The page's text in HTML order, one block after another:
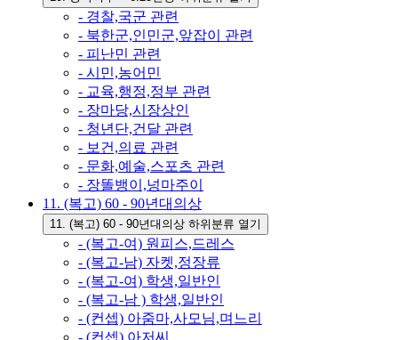
- 경찰,국군 관련
- 북한군,인민군,앞잡이 관련
- 피난민 관련
- 시민,농어민
- 교육,행정,정부 관련
- 장마당,시장상인
- 청년단,건달 관련
- 보건,의료 관련
- 문화,예술,스포츠 관련
- 장똘뱅이,넝마주이
11. (복고) 60 - 90년대의상
11. (복고) 60 - 90년대의상 하위분류 열기
- (복고-여) 원피스,드레스
- (복고-남) 자켓,정장류
- (복고-여) 학생,일반인
- (복고-남 ) 학생,일반인
- (컨셉) 아줌마,사모님,며느리
- (컨셉) 아저씨